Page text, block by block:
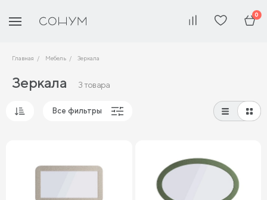
0
Главная Мебель Зеркала
Зеркала 3 товара
Сначала дорогие
Все фильтры